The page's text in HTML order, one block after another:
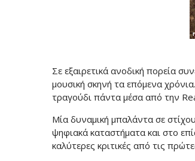
Σε εξαιρετικά ανοδική πορεία
μουσική σκηνή τα επόμενα
τραγούδι πάντα μέσα από την
Μία δυναμική μπαλάντα σε
ψηφιακά καταστήματα και στο
καλύτερες κριτικές από τις